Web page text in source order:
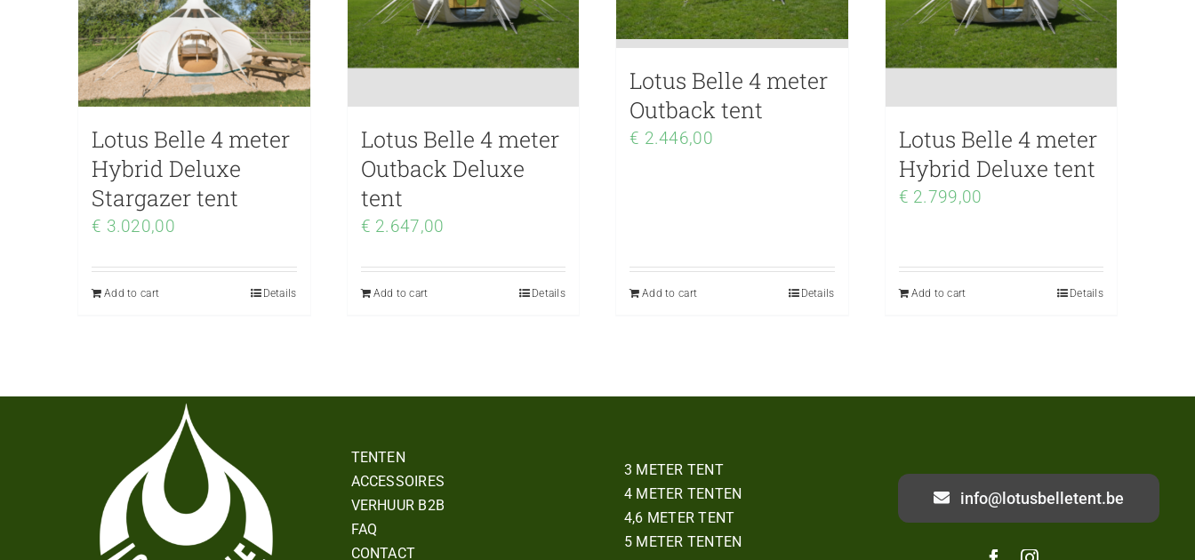
Lotus Belle 4 meter
Hybrid Deluxe
Stargazer tent
€ 3.020,00
Add to cart Details
Lotus Belle 4 meter
Outback Deluxe
tent
€ 2.647,00
Add to cart Details
Lotus Belle 4 meter
Outback tent
€ 2.446,00
Add to cart Details
Lotus Belle 4 meter
Hybrid Deluxe tent
€ 2.799,00
Add to cart Details
TENTEN
ACCESSOIRES
VERHUUR B2B
FAQ
CONTACT
3 METER TENT
4 METER TENTEN
4,6 METER TENT
5 METER TENTEN
info@lotusbelletent.be